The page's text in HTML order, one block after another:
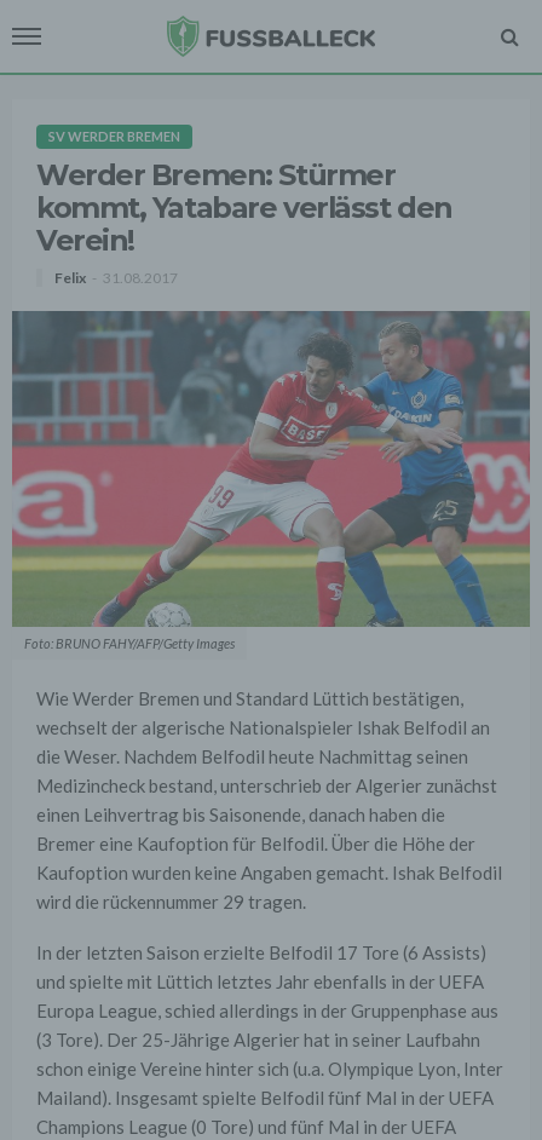
SV WERDER BREMEN
Werder Bremen: Stürmer
kommt, Yatabare verlässt den
Verein!
Felix 31.08.2017
Foto: BRUNO FAHY/AFP/Getty Images
Wie Werder Bremen und Standard Lüttich bestätigen,
wechselt der algerische Nationalspieler Ishak Belfodil an
die Weser. Nachdem Belfodil heute Nachmittag seinen
Medizincheck bestand, unterschrieb der Algerier zunächst
einen Leihvertrag bis Saisonende, danach haben die
Bremer eine Kaufoption für Belfodil. Über die Höhe der
Kaufoption wurden keine Angaben gemacht. Ishak Belfodil
wird die rückennummer 29 tragen.
In der letzten Saison erzielte Belfodil 17 Tore (6 Assists)
und spielte mit Lüttich letztes Jahr ebenfalls in der UEFA
Europa League, schied allerdings in der Gruppenphase aus
(3 Tore). Der 25-Jährige Algerier hat in seiner Laufbahn
schon einige Vereine hinter sich (u.a. Olympique Lyon, Inter
Mailand). Insgesamt spielte Belfodil fünf Mal in der UEFA
Champions League (0 Tore) und fünf Mal in der UEFA